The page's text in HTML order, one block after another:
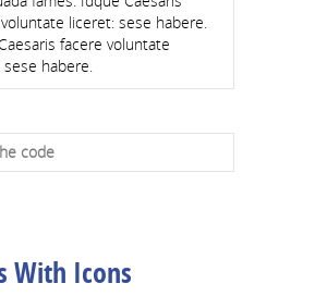
CCC 1
LEAGUE TABLES
liceret: sese habere.
facere voluntate
sese habere.
code
With Icons